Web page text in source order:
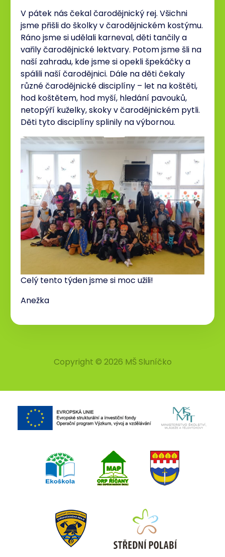
V pátek nás čekal čarodějnický rej. Všichni
jsme přišli do školky v čarodějnickém kostýmu.
Ráno jsme si udělali karneval, děti tančily a
vařily čarodějnické lektvary. Potom jsme šli na
naší zahradu, kde jsme si opekli špekáčky a
spálili naší čarodějnici. Dále na děti čekaly
různé čarodějnické disciplíny – let na koštěti,
hod koštětem, hod myší, hledání pavouků,
netopýří kuželky, skoky v čarodějnickém pytli.
Děti tyto disciplíny splinily na výbornou.
Celý tento týden jsme si moc užili!
Anežka
Copyright © 2026 MŠ Sluníčko